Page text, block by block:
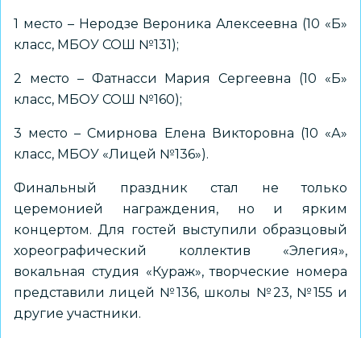
1 место – Неродзе Вероника Алексеевна (10 «Б»
класс, МБОУ СОШ №131);
2 место – Фатнасси Мария Сергеевна (10 «Б»
класс, МБОУ СОШ №160);
3 место – Смирнова Елена Викторовна (10 «А»
класс, МБОУ «Лицей №136»).
Финальный праздник стал не только
церемонией награждения, но и ярким
концертом. Для гостей выступили образцовый
хореографический коллектив «Элегия»,
вокальная студия «Кураж», творческие номера
представили лицей №136, школы №23, №155 и
другие участники.